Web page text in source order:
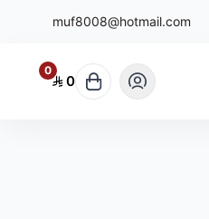
muf8008@hotmail.com
0
0